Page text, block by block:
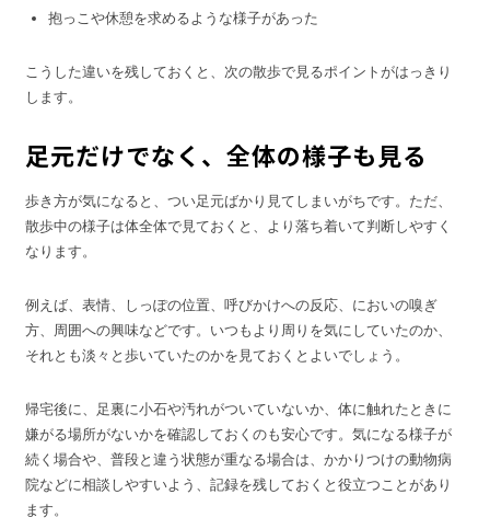
抱っこや休憩を求めるような様子があった
こうした違いを残しておくと、次の散歩で見るポイントがはっきり
します。
足元だけでなく、全体の様子も見る
歩き方が気になると、つい足元ばかり見てしまいがちです。ただ、
散歩中の様子は体全体で見ておくと、より落ち着いて判断しやすく
なります。
例えば、表情、しっぽの位置、呼びかけへの反応、においの嗅ぎ
方、周囲への興味などです。いつもより周りを気にしていたのか、
それとも淡々と歩いていたのかを見ておくとよいでしょう。
帰宅後に、足裏に小石や汚れがついていないか、体に触れたときに
嫌がる場所がないかを確認しておくのも安心です。気になる様子が
続く場合や、普段と違う状態が重なる場合は、かかりつけの動物病
院などに相談しやすいよう、記録を残しておくと役立つことがあり
ます。